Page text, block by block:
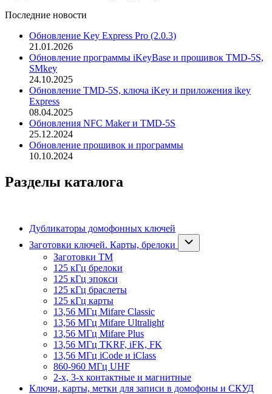
Последние новости
Обновление Key Express Pro (2.0.3)
21.01.2026
Обновление программы iKeyBase и прошивок TMD-5S,
SMkey
24.10.2025
Обновление TMD-5S, ключа iKey и приложения ikey
Express
08.04.2025
Обновления NFC Maker и TMD-5S
25.12.2024
Обновление прошивок и программы
10.10.2024
Разделы каталога
Дубликаторы домофонных ключей
Заготовки ключей. Карты, брелоки
Заготовки ТМ
125 кГц брелоки
125 кГц эпокси
125 кГц браслеты
125 кГц карты
13,56 МГц Mifare Classic
13,56 МГц Mifare Ultralight
13,56 МГц Mifare Plus
13,56 МГц TKRF, iFK, FK
13,56 МГц iCode и iClass
860-960 МГц UHF
2-х, 3-х контактные и магнитные
Ключи, карты, метки для записи в домофоны и СКУД